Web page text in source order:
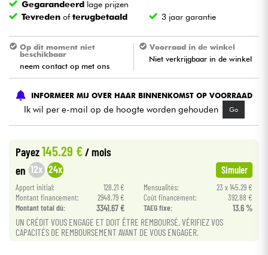
Viool & Quatuor
Kinderen
Kabels & toebehoren
HiFi
Sets
Bekijk onze merken
Gegarandeerd lage prijzen
Tevreden ofterugbetaald 3 jaar garantie
Op dit moment niet
beschikbaar
neem contact op met ons
Voorraad in de winkel
Niet verkrijgbaar in de winkel
INFORMEER MIJ OVER HAAR BINNENKOMST OP VOORRAAD
Ik wil per e-mail op de hoogte worden gehouden Go
Payez145.29 €/ mois
en 12x 24x Simuler
Apport initial: 128.21 € Mensualités:
23 x 145.29 €
Montant financement:
2948.79 € Coût financement:
392.88 €
Montant total dù:
3341.67 € TAEG fixe: 13.6 %
UN CRÉDIT VOUS ENGAGE ET DOIT ÊTRE REMBOURSÉ. VÉRIFIEZ VOS
CAPACITÉS DE REMBOURSEMENT AVANT DE VOUS ENGAGER.